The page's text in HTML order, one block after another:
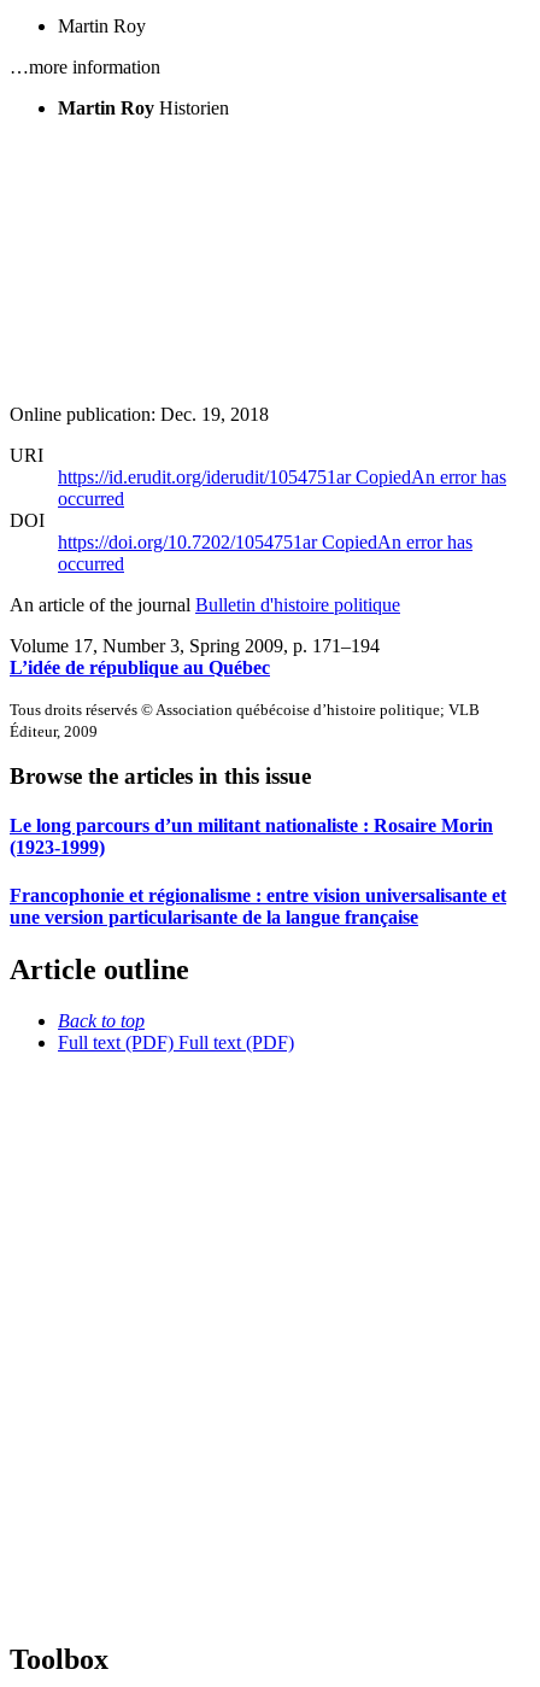
Martin Roy
…more information
Martin Roy Historien
Online publication: Dec. 19, 2018
URI
https://id.erudit.org/iderudit/1054751arCopiedAn error has
occurred
DOI
https://doi.org/10.7202/1054751arCopiedAn error has
occurred
An article of the journal Bulletin d'histoire politique
Volume 17, Number 3, Spring 2009, p. 171–194
L’idée de république au Québec
Tous droits réservés © Association québécoise d’histoire politique; VLB
Éditeur, 2009
Browse the articles in this issue
Le long parcours d’un militant nationaliste : Rosaire Morin
(1923-1999)
Francophonie et régionalisme : entre vision universalisante et
une version particularisante de la langue française
Article outline
Back to top
Full text (PDF) Full text (PDF)
Toolbox